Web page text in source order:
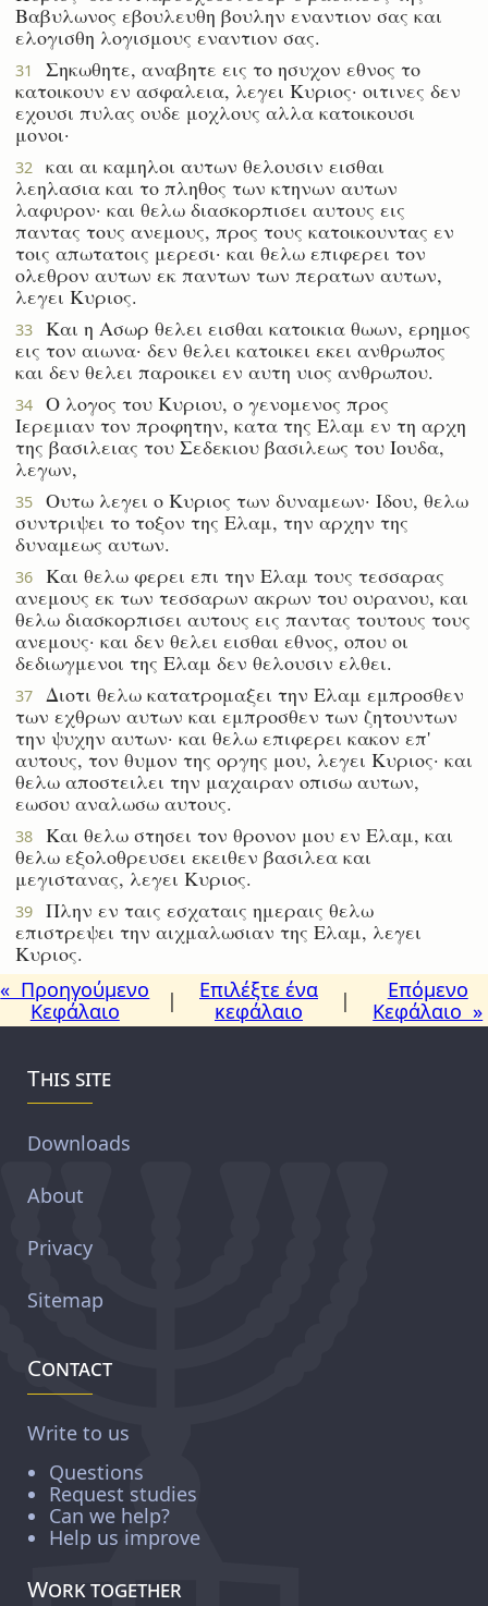
Βαβυλωνος εβουλευθη βουλην εναντιον σας και
ελογισθη λογισμους εναντιον σας.
31
Σηκωθητε, αναβητε εις το ησυχον εθνος το
κατοικουν εν ασφαλεια, λεγει Κυριος· οιτινες δεν
εχουσι πυλας ουδε μοχλους αλλα κατοικουσι
μονοι·
32
και αι καμηλοι αυτων θελουσιν εισθαι
λεηλασια και το πληθος των κτηνων αυτων
λαφυρον· και θελω διασκορπισει αυτους εις
παντας τους ανεμους, προς τους κατοικουντας εν
τοις απωτατοις μερεσι· και θελω επιφερει τον
ολεθρον αυτων εκ παντων των περατων αυτων,
λεγει Κυριος.
33
Και η Ασωρ θελει εισθαι κατοικια θωων, ερημος
εις τον αιωνα· δεν θελει κατοικει εκει ανθρωπος
και δεν θελει παροικει εν αυτη υιος ανθρωπου.
34
Ο λογος του Κυριου, ο γενομενος προς
Ιερεμιαν τον προφητην, κατα της Ελαμ εν τη αρχη
της βασιλειας του Σεδεκιου βασιλεως του Ιουδα,
λεγων,
35
Ουτω λεγει ο Κυριος των δυναμεων· Ιδου, θελω
συντριψει το τοξον της Ελαμ, την αρχην της
δυναμεως αυτων.
36
Και θελω φερει επι την Ελαμ τους τεσσαρας
ανεμους εκ των τεσσαρων ακρων του ουρανου, και
θελω διασκορπισει αυτους εις παντας τουτους τους
ανεμους· και δεν θελει εισθαι εθνος, οπου οι
δεδιωγμενοι της Ελαμ δεν θελουσιν ελθει.
37
Διοτι θελω κατατρομαξει την Ελαμ εμπροσθεν
των εχθρων αυτων και εμπροσθεν των ζητουντων
την ψυχην αυτων· και θελω επιφερει κακον επ'
αυτους, τον θυμον της οργης μου, λεγει Κυριος· και
θελω αποστειλει την μαχαιραν οπισω αυτων,
εωσου αναλωσω αυτους.
38
Και θελω στησει τον θρονον μου εν Ελαμ, και
θελω εξολοθρευσει εκειθεν βασιλεα και
μεγιστανας, λεγει Κυριος.
39
Πλην εν ταις εσχαταις ημεραις θελω
επιστρεψει την αιχμαλωσιαν της Ελαμ, λεγει
Κυριος.
« Προηγούμενο
Κεφάλαιο
|
Επιλέξτε ένα
κεφάλαιο
|
Επόμενο
Κεφάλαιο »
This site
Downloads
About
Privacy
Sitemap
Contact
Write to us
Questions
Request studies
Can we help?
Help us improve
Work together